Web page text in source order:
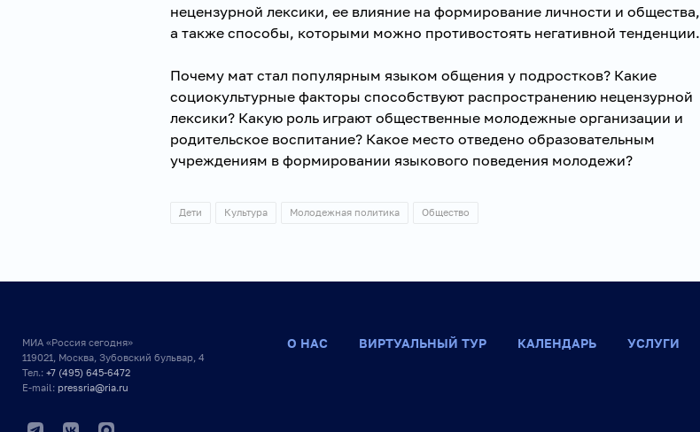
нецензурной лексики, ее влияние на формирование личности и общества,
а также способы, которыми можно противостоять негативной тенденции.
Почему мат стал популярным языком общения у подростков? Какие
социокультурные факторы способствуют распространению нецензурной
лексики? Какую роль играют общественные молодежные организации и
родительское воспитание? Какое место отведено образовательным
учреждениям в формировании языкового поведения молодежи?
Дети Культура Молодежная политика Общество
О НАС ВИРТУАЛЬНЫЙ ТУР КАЛЕНДАРЬ УСЛУГИ
МИА «Россия сегодня»
119021, Москва, Зубовский бульвар, 4
Тел.: +7 (495) 645-6472
E-mail: pressria@ria.ru